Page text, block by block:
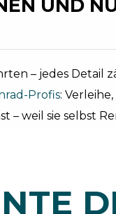
UND
– jedes Detail
Profis:
– weil sie selbst